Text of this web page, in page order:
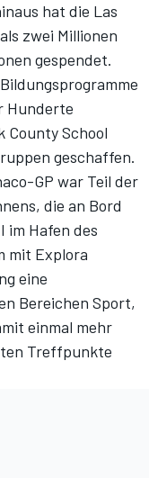
hat die Las
zwei Millionen
gespendet.
Hunderte
County School
geschaffen.
GP war Teil der
die an Bord
im Hafen des
mit Explora
eine
Bereichen Sport,
einmal mehr
Treffpunkte